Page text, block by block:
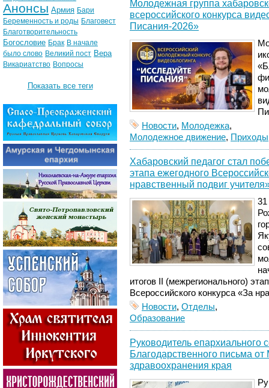
Молодежная группа
всероссийского конкурса
Писания-2026»
Новости, Молодежка,
Молодежное движение, Приходы
Хабаровский педагог стал
этапа ежегодного
нравственный подвиг
31
итогов II (межрегионального)
Всероссийского конкурса «За
Новости, Отделы,
Образование
Руководитель епархиального
Благодарственного письма от
здравоохранения края
Анонсы Армия Бари
Беременность и роды Благовест
Благотворительность
Богословие Брак В начале
было слово Великий пост Вера
Викариатство Вопросы
Показать все теги